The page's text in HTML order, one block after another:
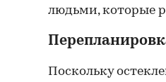
людьми, которые
Поскольку